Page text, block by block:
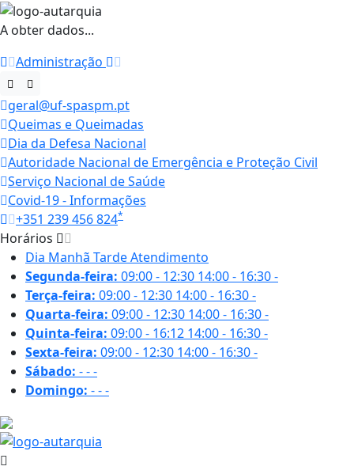
A obter dados...
Administração
geral@uf-spaspm.pt
Queimas e Queimadas
Dia da Defesa Nacional
Autoridade Nacional de Emergência e Proteção Civil
Serviço Nacional de Saúde
Covid-19 - Informações
+351 239 456 824*
Horários
Dia Manhã TardeAtendimento
Segunda-feira: 09:00 - 12:30 14:00 - 16:30-
Terça-feira: 09:00 - 12:30 14:00 - 16:30-
Quarta-feira: 09:00 - 12:30 14:00 - 16:30-
Quinta-feira: 09:00 - 16:12 14:00 - 16:30-
Sexta-feira: 09:00 - 12:30 14:00 - 16:30-
Sábado: ---
Domingo: ---